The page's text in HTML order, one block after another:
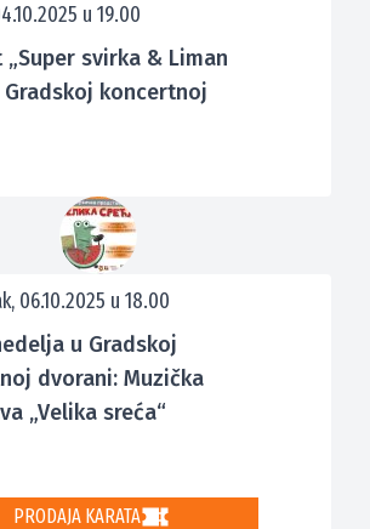
u 19.00
„Super svirka & Liman
Gradskoj koncertnoj
06.10.2025 u 18.00
u Gradskoj
dvorani: Muzička
„Velika sreća“
PRODAJA KARATA